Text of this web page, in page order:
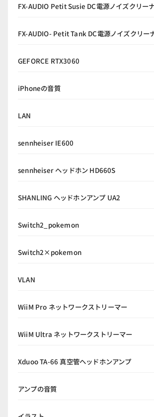
FX-AUDIO Petit Susie DC電源ノイズクリー
FX-AUDIO- Petit Tank DC電源ノイズクリー
GEFORCE RTX3060
iPhoneの音質
LAN
sennheiser IE600
sennheiser ヘッドホン HD660S
SHANLING ヘッドホンアンプ UA2
Switch2_pokemon
Switch2×pokemon
VLAN
WiiM Pro ネットワークストリーマー
WiiM Ultra ネットワークストリーマー
Xduoo TA-66 真空管ヘッドホンアンプ
アンプの音質